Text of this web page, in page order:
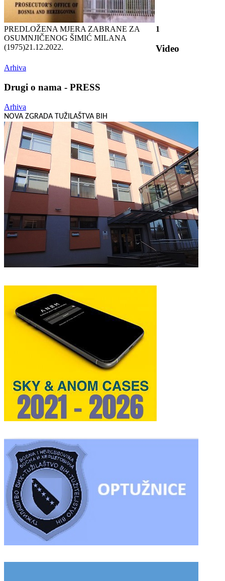
PREDLOŽENA MJERA ZABRANE ZA
OSUMNJIČENOG ŠIMIĆ MILANA
(1975)21.12.2022.
1
Video
Arhiva
Drugi o nama - PRESS
Arhiva
NOVA ZGRADA TUŽILAŠTVA BIH